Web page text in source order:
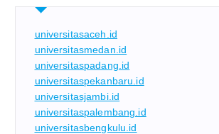
universitasaceh.id
universitasmedan.id
universitaspadang.id
universitaspekanbaru.id
universitasjambi.id
universitaspalembang.id
universitasbengkulu.id